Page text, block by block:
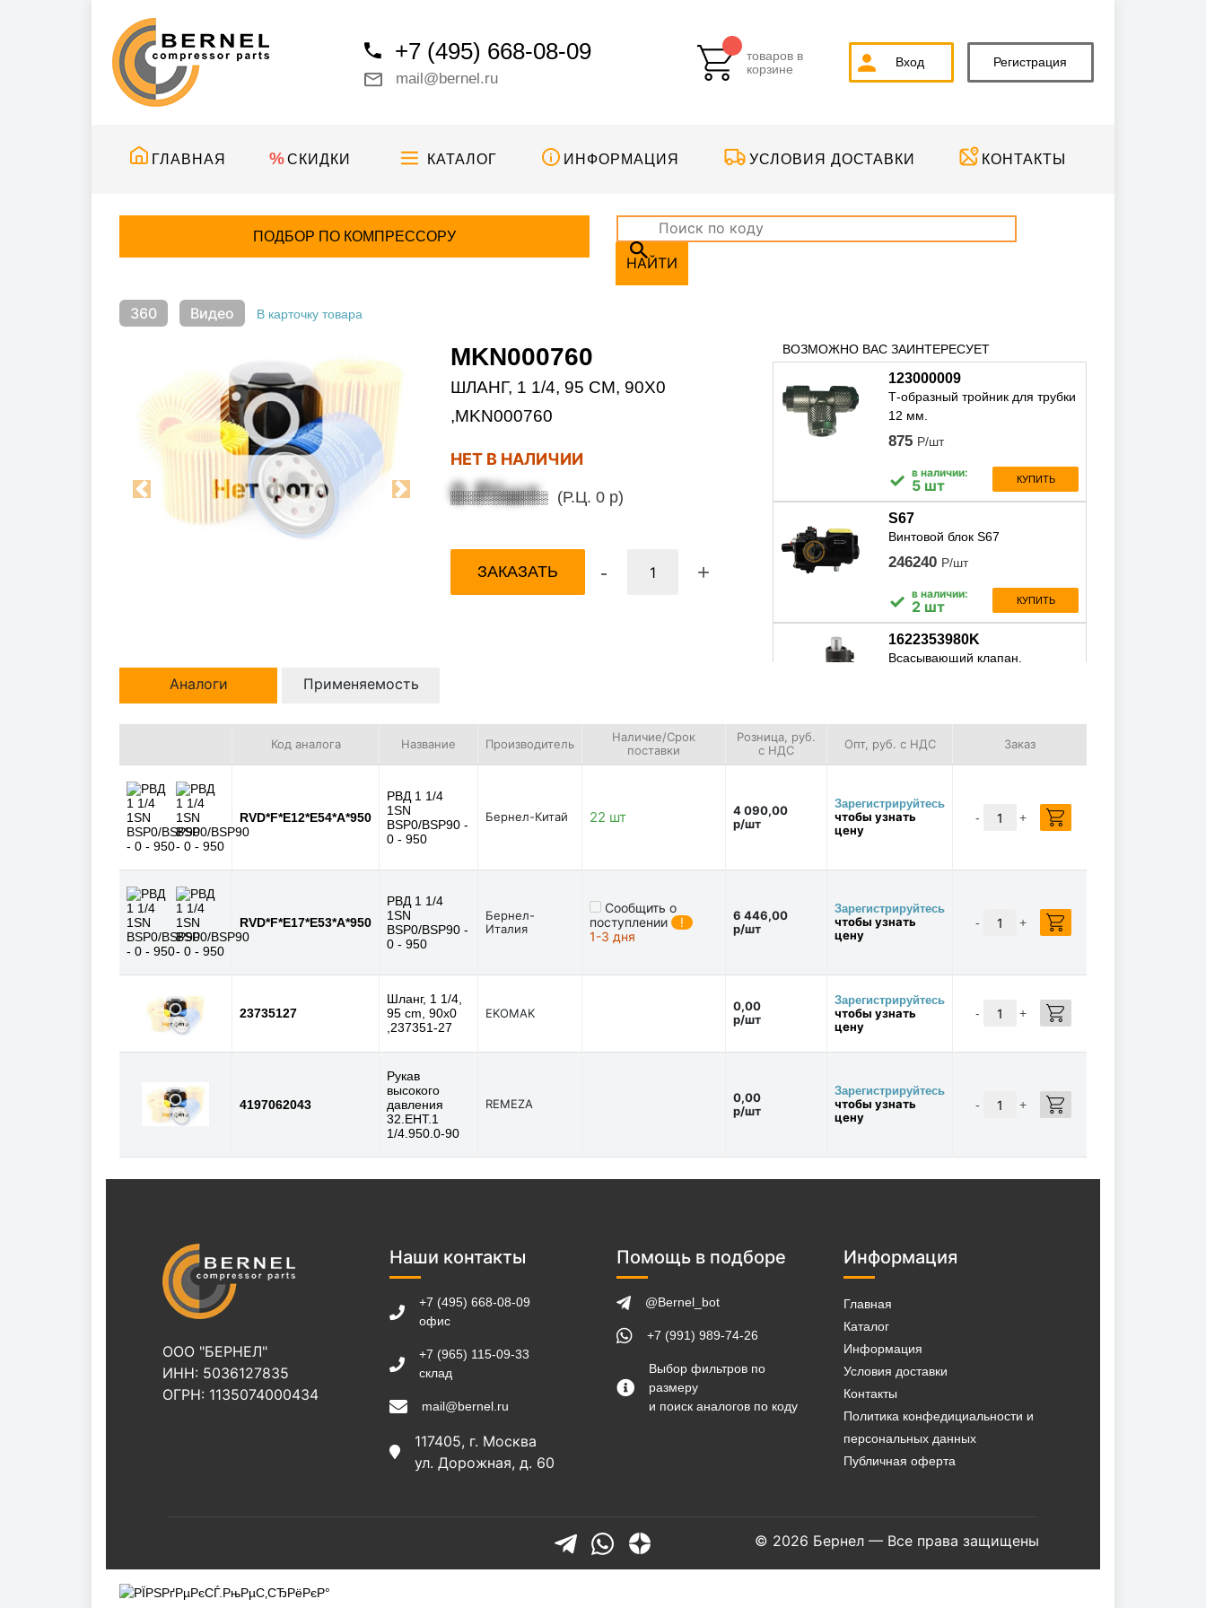
+7 (495) 668-08-09
mail@bernel.ru
товаров в
корзине
Вход Регистрация
ГЛАВНАЯ СКИДКИ КАТАЛОГ ИНФОРМАЦИЯ УСЛОВИЯ ДОСТАВКИ КОНТАКТЫ
ПОДБОР ПО КОМПРЕССОРУ
НАЙТИ
360 Видео В карточку товара
Previous Next
MKN000760
ШЛАНГ, 1 1/4, 95 CM, 90X0
,MKN000760
НЕТ В НАЛИЧИИ
0 Р/шт (Р.Ц. 0 р)
ЗАКАЗАТЬ - +
ВОЗМОЖНО ВАС ЗАИНТЕРЕСУЕТ
123000009
Т-образный тройник для трубки
12 мм.
875 Р/шт
✓ в наличии:
5 шт КУПИТЬ
S67
Винтовой блок S67
246240 Р/шт
✓ в наличии:
2 шт КУПИТЬ
1622353980K
Всасывающий клапан,
✓ 4 шт КУПИТЬ
Масло компрессорное
минеральное STABIO 46, 10 л
18 шт
фильтра 3/4 * 3/4-16 UNF,
00179
1570
✓ в наличии:
Аналоги Применяемость
Код аналога Название Производитель
Наличие/Срок
поставки
Розница, руб.
с НДС
Опт, руб. с НДС Заказ
RVD*F*E12*E54*A*950
РВД 1 1/4
1SN
BSP0/BSP90 -
0 - 950
Бернел-Китай 22 шт
4 090,00
р/шт
Зарегистрируйтесь
чтобы узнать
цену
- +
RVD*F*E17*E53*A*950
РВД 1 1/4
1SN
BSP0/BSP90 -
0 - 950
Бернел-
Италия
Сообщить о
поступлении
!
1-3 дня
6 446,00
р/шт
Зарегистрируйтесь
чтобы узнать
цену
- +
23735127
Шланг, 1 1/4,
95 cm, 90x0
,237351-27
EKOMAK
0,00
р/шт
Зарегистрируйтесь
чтобы узнать
цену
- +
4197062043
Рукав
высокого
давления
32.ЕНТ.1
1/4.950.0-90
REMEZA
0,00
р/шт
Зарегистрируйтесь
чтобы узнать
цену
- +
ООО "БЕРНЕЛ"
ИНН: 5036127835
ОГРН: 1135074000434
Наши контакты
+7 (495) 668-08-09
офис
+7 (965) 115-09-33
склад
mail@bernel.ru
117405, г. Москва
ул. Дорожная, д. 60
Помощь в подборе
@Bernel_bot
+7 (991) 989-74-26
Выбор фильтров по
размеру
и поиск аналогов по коду
Информация
Главная
Каталог
Информация
Условия доставки
Контакты
Политика конфедициальности и
персональных данных
Публичная оферта
© 2026 Бернел — Все права защищены